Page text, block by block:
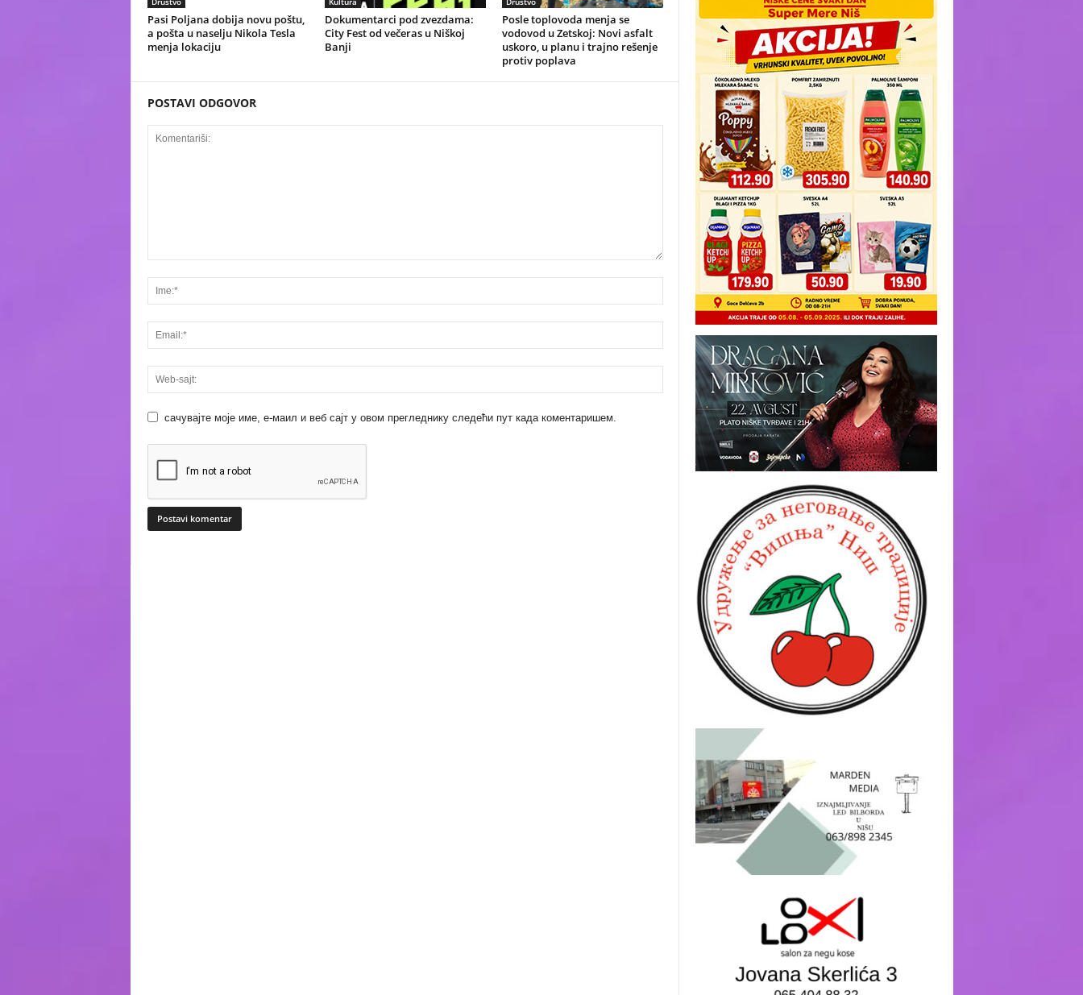
Pasi Poljana dobija novu poštu,
a pošta u naselju Nikola Tesla
menja lokaciju
Dokumentarci pod zvezdama:
City Fest od večeras u Niškoj
Banji
Posle toplovoda menja se
vodovod u Zetskoj: Novi asfalt
uskoro, u planu i trajno rešenje
protiv poplava
POSTAVI ODGOVOR
сачувајте моје име, е-маил и веб сајт у овом прегледнику следећи пут када коментаришем.